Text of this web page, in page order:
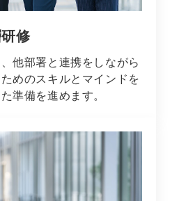
修
他部署と連携をしながら
めのスキルとマインドを
準備を進めます。